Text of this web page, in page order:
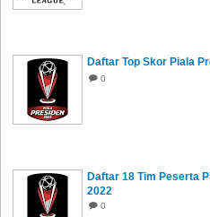
Daftar Top Skor Piala
0
Daftar 18 Tim Peserta
2022
0